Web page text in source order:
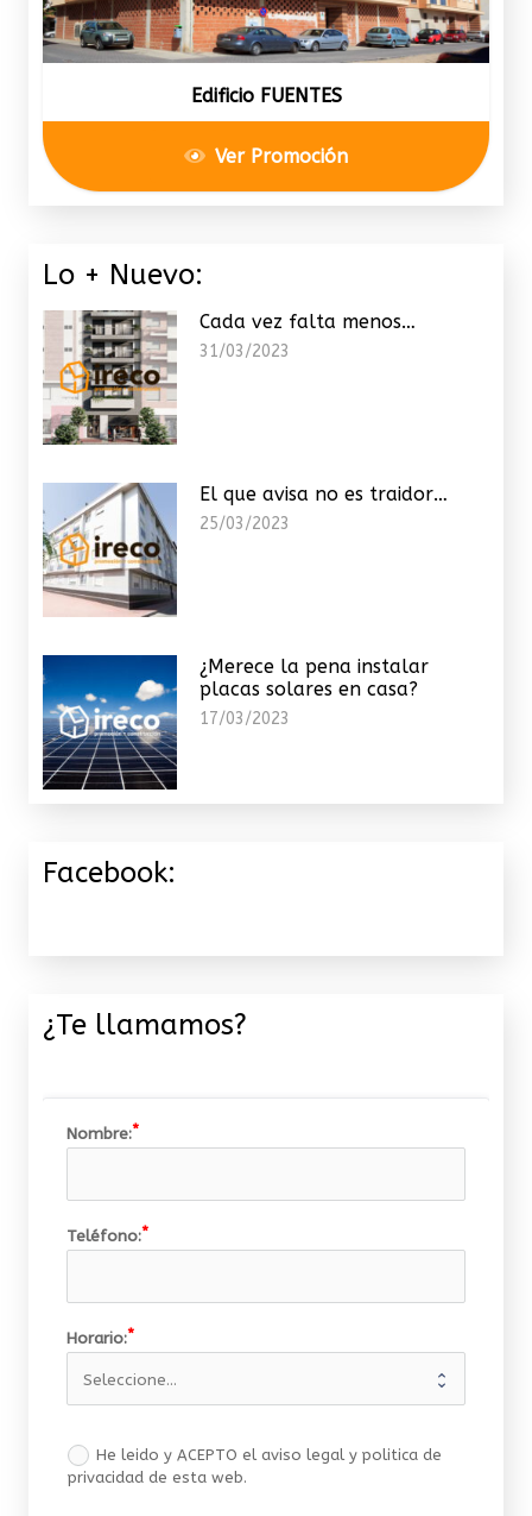
Edificio FUENTES
Ver Promoción
Lo + Nuevo:
Cada vez falta menos…
31/03/2023
El que avisa no es traidor…
25/03/2023
¿Merece la pena instalar
placas solares en casa?
17/03/2023
Facebook:
¿Te llamamos?
Nombre:
Teléfono:
Horario:
He leido y ACEPTO el aviso legal y politica de
privacidad de esta web.